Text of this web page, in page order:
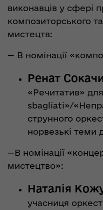
виконавців у сфері
композиторського
мистецтв:
— В номінації
Ренат
«Речитатив»
sbagliati»/
струнного
норвезькі теми
—В номінації
мистецтво»:
Наталія
учасниця